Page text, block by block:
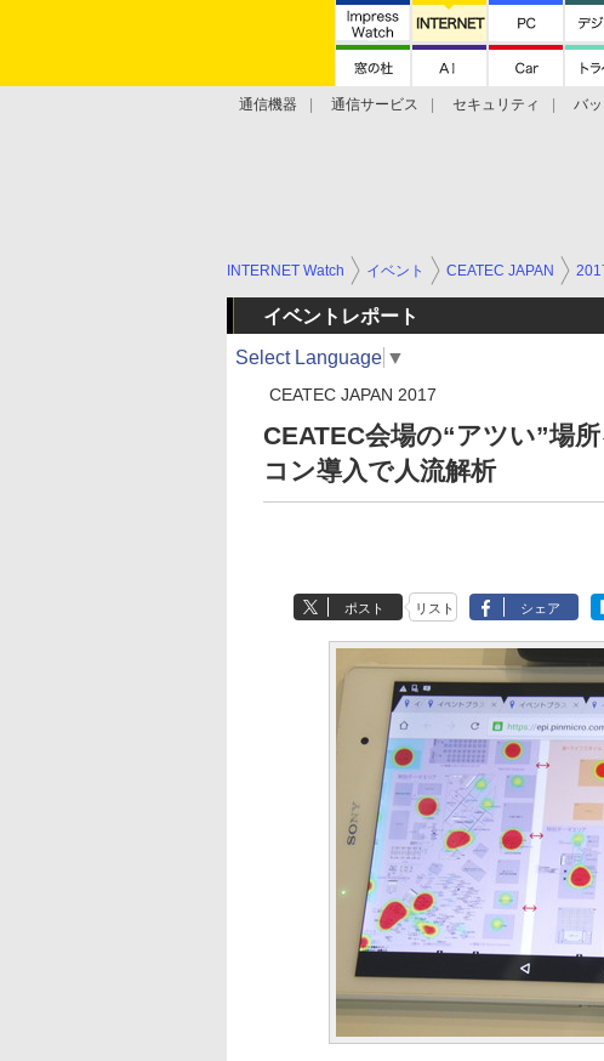
通信機器 通信サービス セキュリティ バ
INTERNET Watch イベント CEATEC JAPAN
イベントレポート
Select Language ▼
CEATEC JAPAN 2017
CEATEC会場の“アツい”場
コン導入で人流解析
ポスト リスト シェア